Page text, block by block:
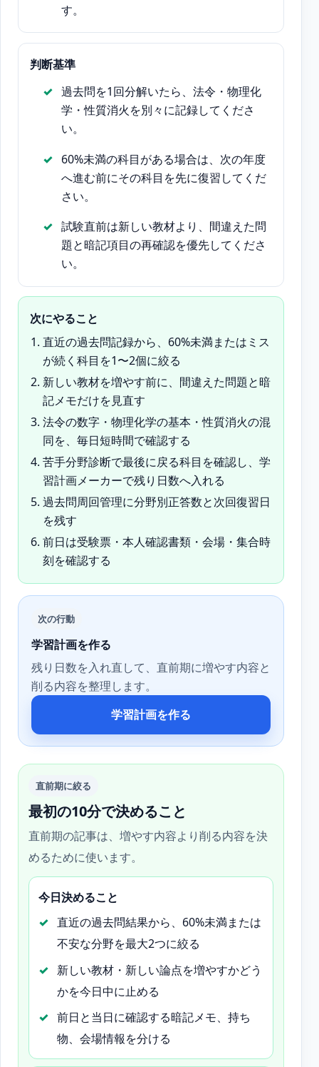
す。
判断基準
過去問を1回分解いたら、法令・物理化
学・性質消火を別々に記録してくださ
い。
60%未満の科目がある場合は、次の年度
へ進む前にその科目を先に復習してくだ
さい。
試験直前は新しい教材より、間違えた問
題と暗記項目の再確認を優先してくださ
い。
次にやること
直近の過去問記録から、60%未満またはミス
が続く科目を1〜2個に絞る
新しい教材を増やす前に、間違えた問題と暗
記メモだけを見直す
法令の数字・物理化学の基本・性質消火の混
同を、毎日短時間で確認する
苦手分野診断で最後に戻る科目を確認し、学
習計画メーカーで残り日数へ入れる
過去問周回管理に分野別正答数と次回復習日
を残す
前日は受験票・本人確認書類・会場・集合時
刻を確認する
次の行動
学習計画を作る
残り日数を入れ直して、直前期に増やす内容と
削る内容を整理します。
学習計画を作る
直前期に絞る
最初の10分で決めること
直前期の記事は、増やす内容より削る内容を決
めるために使います。
今日決めること
直近の過去問結果から、60%未満または
不安な分野を最大2つに絞る
新しい教材・新しい論点を増やすかどう
かを今日中に止める
前日と当日に確認する暗記メモ、持ち
物、会場情報を分ける